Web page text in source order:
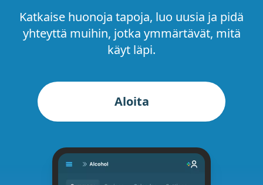
Katkaise huonoja tapoja, luo uusia ja pidä
yhteyttä muihin, jotka ymmärtävät, mitä
käyt läpi.
Aloita